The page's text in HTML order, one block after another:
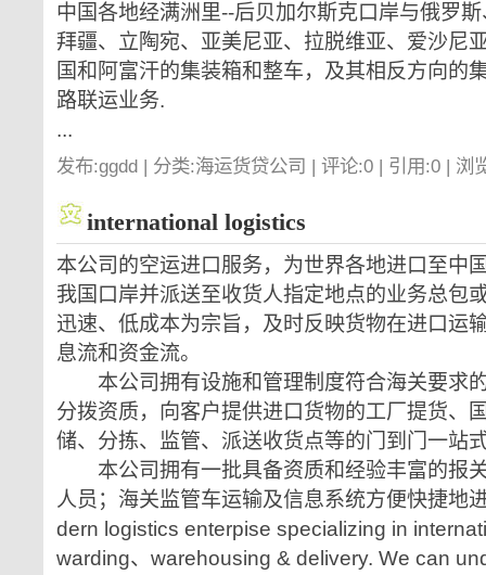
中国各地经满洲里--后贝加尔斯克口岸与俄罗
拜疆、立陶宛、亚美尼亚、拉脱维亚、爱沙尼
国和阿富汗的集装箱和整车，及其相反方向的
路联运业务.
...
发布:ggdd | 分类:海运货贷公司 | 评论:0 | 引用:0 | 浏
international logistics
本公司的空运进口服务，为世界各地进口至中
我国口岸并派送至收货人指定地点的业务总包
迅速、低成本为宗旨，及时反映货物在进口运
息流和资金流。
本公司拥有设施和管理制度符合海关要求
分拨资质，向客户提供进口货物的工厂提货、
储、分拣、监管、派送收货点等的门到门一站
本公司拥有一批具备资质和经验丰富的报
人员；海关监管车运输及信息系统方便快捷地
dern logistics enterpise specializing in
warding、warehousing & delivery. We can